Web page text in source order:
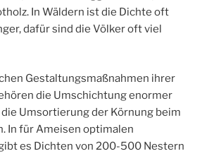
In Wäldern ist die Dichte oft
dafür sind die Völker oft viel
Gestaltungsmaßnahmen ihrer
die Umschichtung enormer
die Umsortierung der Körnung beim
In für Ameisen optimalen
es Dichten von 200-500 Nestern